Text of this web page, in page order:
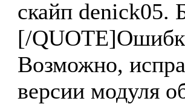
скайп denick05.
[/
Возможно,
версии модуля